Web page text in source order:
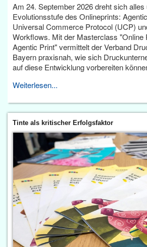
Am 24. September 2026 dreht sich
Evolutionsstufe des Onlineprints:
Universal Commerce Protocol (UCP)
Workflows. Mit der Masterclass "Online
Agentic Print" vermittelt der Verband
Bayern praxisnah, wie sich
auf diese Entwicklung vorbereiten
Weiterlesen...
Tinte als kritischer Erfolgsfaktor